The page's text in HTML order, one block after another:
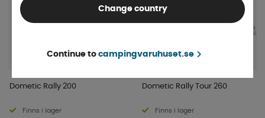
Dometic Rally 200
Finns i lager
Dometic Rally Tour 260
Finns i lager
Change country
Continue to campingvaruhuset.se